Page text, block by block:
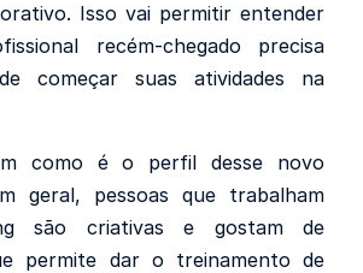
Isso vai permitir entender
recém-chegado precisa
começar suas atividades na
como é o perfil desse novo
geral, pessoas que trabalham
são criativas e gostam de
permite dar o treinamento de